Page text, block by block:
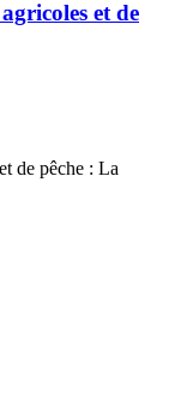
et de
de pêche : La